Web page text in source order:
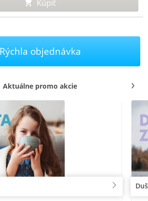
Kúpiť
Rýchla objednávka
Aktuálne promo akcie